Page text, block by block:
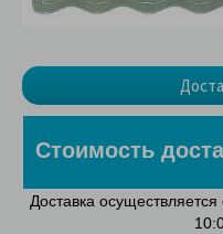
Стоимость
Доставка осуществляется